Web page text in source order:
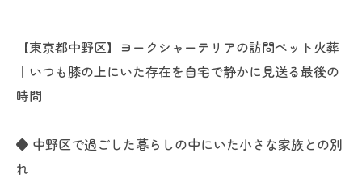
【東京都中野区】ヨークシャーテリアの訪問ペット火葬
｜いつも膝の上にいた存在を自宅で静かに見送る最後の
時間
◆ 中野区で過ごした暮らしの中にいた小さな家族との別
れ